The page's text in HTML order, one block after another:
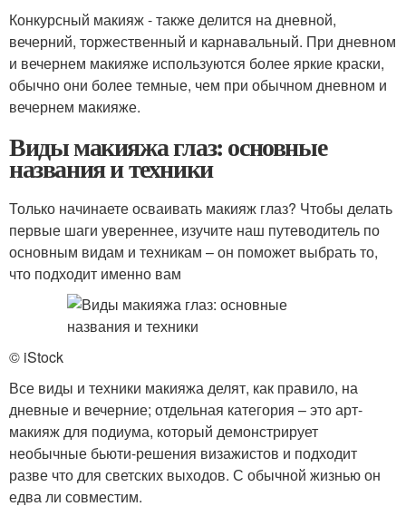
Конкурсный макияж - также делится на дневной,
вечерний, торжественный и карнавальный. При дневном
и вечернем макияже используются более яркие краски,
обычно они более темные, чем при обычном дневном и
вечернем макияже.
Виды макияжа глаз: основные
названия и техники
Только начинаете осваивать макияж глаз? Чтобы делать
первые шаги увереннее, изучите наш путеводитель по
основным видам и техникам – он поможет выбрать то,
что подходит именно вам
© iStock
Все виды и техники макияжа делят, как правило, на
дневные и вечерние; отдельная категория – это арт-
макияж для подиума, который демонстрирует
необычные бьюти-решения визажистов и подходит
разве что для светских выходов. С обычной жизнью он
едва ли совместим.